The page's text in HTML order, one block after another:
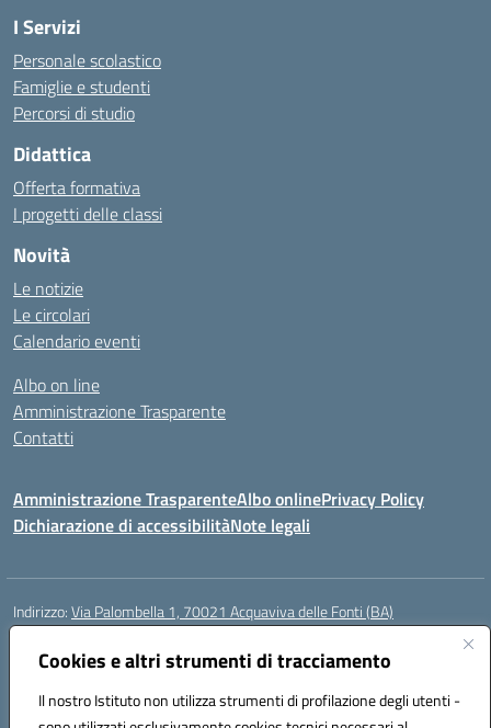
Cookies e altri strumenti di tracciamento
Il nostro Istituto non utilizza strumenti di profilazione degli utenti -
I Servizi
Personale scolastico
Famiglie e studenti
Percorsi di studio
Didattica
Offerta formativa
I progetti delle classi
Novità
Le notizie
Le circolari
Calendario eventi
Albo on line
Amministrazione Trasparente
Contatti
Amministrazione TrasparenteAlbo onlinePrivacy Policy
Dichiarazione di accessibilitàNote legali
Indirizzo:Via Palombella 1, 70021 Acquaviva delle Fonti (BA)
Centralino:
Posta elettronica certificata (PEC):baic89400e@pec.istruzione.it
Codice fiscale: 91121590722
Codice meccanografico:baic89400e